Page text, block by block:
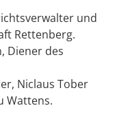
und
Rettenberg.
Diener des
Niclaus Tober
Wattens.